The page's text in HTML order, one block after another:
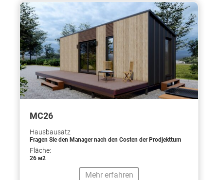
МС26
Hausbausatz
Fragen Sie den Manager nach den Costen der Prodjekttum
Fläche:
26 м2
Mehr erfahren